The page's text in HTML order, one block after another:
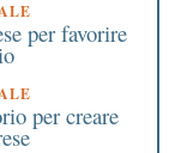
per favorire
per creare